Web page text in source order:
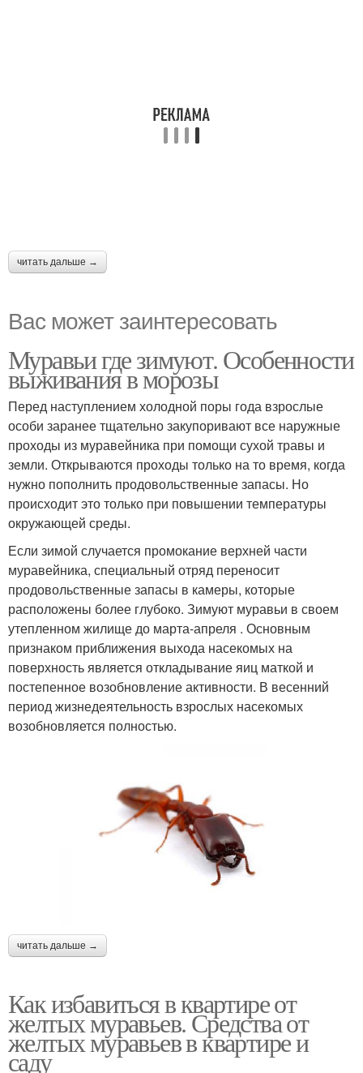
читать дальше →
Вас может заинтересовать
Муравьи где зимуют. Особенности
выживания в морозы
Перед наступлением холодной поры года взрослые
особи заранее тщательно закупоривают все наружные
проходы из муравейника при помощи сухой травы и
земли. Открываются проходы только на то время, когда
нужно пополнить продовольственные запасы. Но
происходит это только при повышении температуры
окружающей среды.
Если зимой случается промокание верхней части
муравейника, специальный отряд переносит
продовольственные запасы в камеры, которые
расположены более глубоко. Зимуют муравьи в своем
утепленном жилище до марта-апреля . Основным
признаком приближения выхода насекомых на
поверхность является откладывание яиц маткой и
постепенное возобновление активности. В весенний
период жизнедеятельность взрослых насекомых
возобновляется полностью.
читать дальше →
Как избавиться в квартире от
желтых муравьев. Средства от
желтых муравьев в квартире и
саду